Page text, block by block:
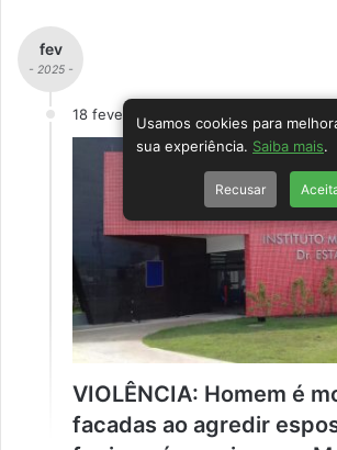
fev
- 2025 -
18 fevereiro
VIOLÊNCIA: Homem é
facadas ao agredir
Usamos cookies para
sua experiência. Saiba mais.
Recusar